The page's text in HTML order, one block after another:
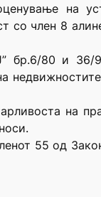
на
со член 8
бр.6/80 и 36/
на
55 од